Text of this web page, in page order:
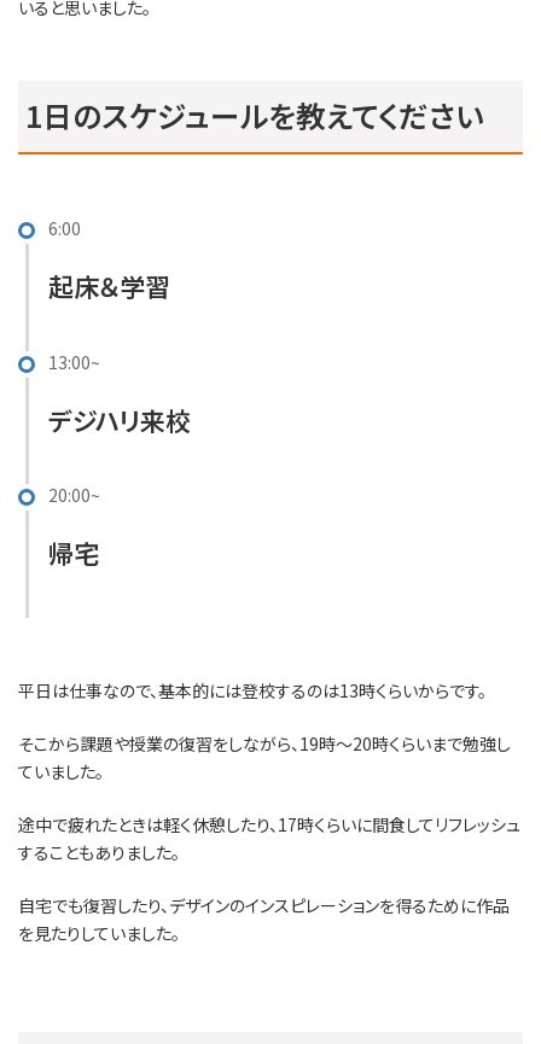
いると思いました。
1日のスケジュールを教えてください
6:00
起床＆学習
13:00~
デジハリ来校
20:00~
帰宅
平日は仕事なので、基本的には登校するのは13時くらいからです。
そこから課題や授業の復習をしながら、19時～20時くらいまで勉強し
ていました。
途中で疲れたときは軽く休憩したり、17時くらいに間食してリフレッシュ
することもありました。
自宅でも復習したり、デザインのインスピレーションを得るために作品
を見たりしていました。